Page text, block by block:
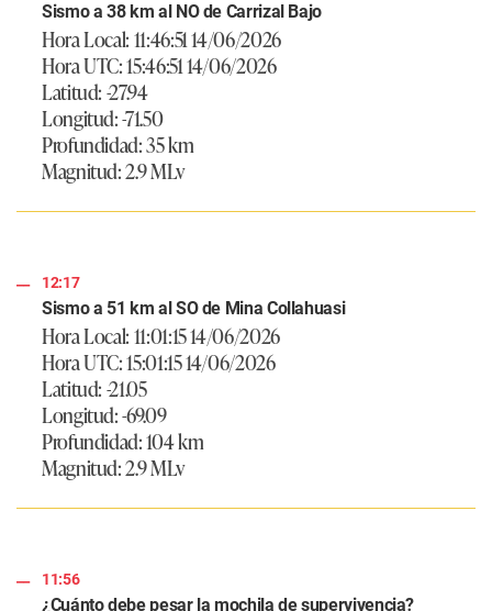
Sismo a 38 km al NO de Carrizal Bajo
Hora Local: 11:46:51 14/06/2026
Hora UTC: 15:46:51 14/06/2026
Latitud: -27.94
Longitud: -71.50
Profundidad: 35 km
Magnitud: 2.9 MLv
12:17
Sismo a 51 km al SO de Mina Collahuasi
Hora Local: 11:01:15 14/06/2026
Hora UTC: 15:01:15 14/06/2026
Latitud: -21.05
Longitud: -69.09
Profundidad: 104 km
Magnitud: 2.9 MLv
11:56
¿Cuánto debe pesar la mochila de supervivencia?